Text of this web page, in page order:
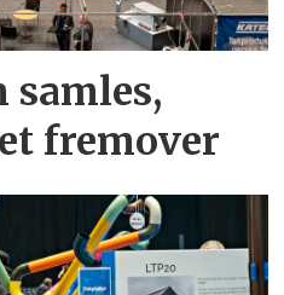
samles,
fremover